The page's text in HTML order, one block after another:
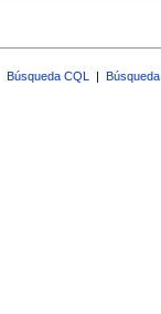
Búsqueda CQL |